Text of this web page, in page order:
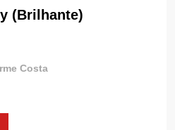
(Brilhante)
Costa